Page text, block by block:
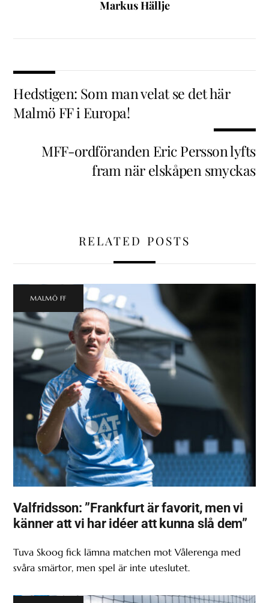
Markus Hällje
Hedstigen: Som man velat se det här
Malmö FF i Europa!
MFF-ordföranden Eric Persson lyfts
fram när elskåpen smyckas
RELATED POSTS
MALMÖ FF
Valfridsson: ”Frankfurt är favorit, men vi
känner att vi har idéer att kunna slå dem”
Tuva Skoog fick lämna matchen mot Vålerenga med
svåra smärtor, men spel är inte uteslutet.